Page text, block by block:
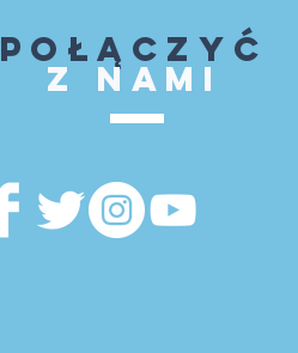
Połączyć
z nami